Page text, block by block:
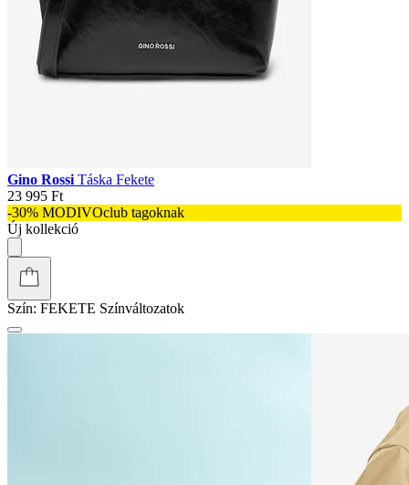
Gino Rossi Táska Fekete
23 995 Ft
-30% MODIVOclub tagoknak
Új kollekció
Szín: FEKETE Színváltozatok